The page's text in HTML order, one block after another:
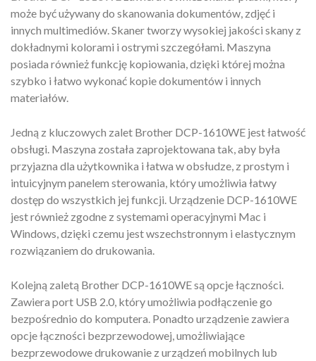
może być używany do skanowania dokumentów, zdjęć i
innych multimediów. Skaner tworzy wysokiej jakości skany z
dokładnymi kolorami i ostrymi szczegółami. Maszyna
posiada również funkcję kopiowania, dzięki której można
szybko i łatwo wykonać kopie dokumentów i innych
materiałów.
Jedną z kluczowych zalet Brother DCP-1610WE jest łatwość
obsługi. Maszyna została zaprojektowana tak, aby była
przyjazna dla użytkownika i łatwa w obsłudze, z prostym i
intuicyjnym panelem sterowania, który umożliwia łatwy
dostęp do wszystkich jej funkcji. Urządzenie DCP-1610WE
jest również zgodne z systemami operacyjnymi Mac i
Windows, dzięki czemu jest wszechstronnym i elastycznym
rozwiązaniem do drukowania.
Kolejną zaletą Brother DCP-1610WE są opcje łączności.
Zawiera port USB 2.0, który umożliwia podłączenie go
bezpośrednio do komputera. Ponadto urządzenie zawiera
opcje łączności bezprzewodowej, umożliwiające
bezprzewodowe drukowanie z urządzeń mobilnych lub